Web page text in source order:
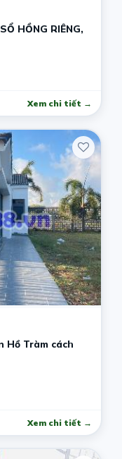
HỒNG RIÊNG,
Xem chi tiết →
Hồ Tràm cách
Xem chi tiết →